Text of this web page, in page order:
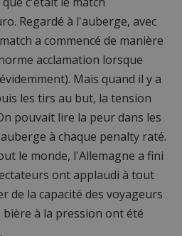
Regardé à l'auberge, avec
a commencé de manière
acclamation lorsque
Mais quand il y a
les tirs au but, la tension
pouvait lire la peur dans les
à chaque penalty raté.
le monde, l'Allemagne a fini
ont applaudi à tout
de la capacité des voyageurs
à la pression ont été